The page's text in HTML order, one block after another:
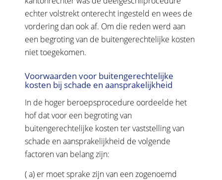
echter volstrekt onterecht ingesteld en wees de
vordering dan ook af. Om die reden werd aan
een begroting van de buitengerechtelijke kosten
niet toegekomen.
Voorwaarden voor buitengerechtelijke
kosten bij schade en aansprakelijkheid
In de hoger beroepsprocedure oordeelde het
hof dat voor een begroting van
buitengerechtelijke kosten ter vaststelling van
schade en aansprakelijkheid de volgende
factoren van belang zijn:
( a) er moet sprake zijn van een zogenoemd